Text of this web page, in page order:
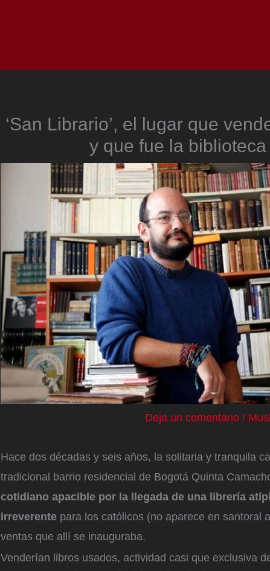
‘San Librario’, el lugar que
y que fue la
Deja un comentario /
Hace dos décadas y seis años, la solitaria y tranquila
tradicional barrio residencial de Bogotá Quinta
cotidiano apacible por la llegada de una librería
irreverente para los católicos (no aparece en santoral
ventas que allí se inauguraba.
Venderían libros usados, actividad casi que exclusiva